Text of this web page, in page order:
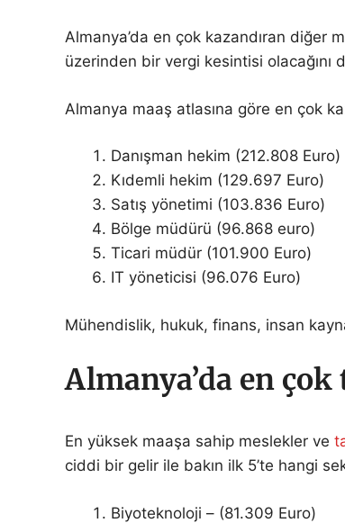
Almanya’da en çok kazandıran diğer
üzerinden bir vergi kesintisi olacağını
Almanya maaş atlasına göre en çok
Danışman hekim (212.808 Euro)
Kıdemli hekim (129.697 Euro)
Satış yönetimi (103.836 Euro)
Bölge müdürü (96.868 euro)
Ticari müdür (101.900 Euro)
IT yöneticisi (96.076 Euro)
Mühendislik, hukuk, finans, insan
Almanya’da en
En yüksek maaşa sahip meslekler ve
ciddi bir gelir ile bakın ilk 5’te hangi
Biyoteknoloji – (81.309 Euro)